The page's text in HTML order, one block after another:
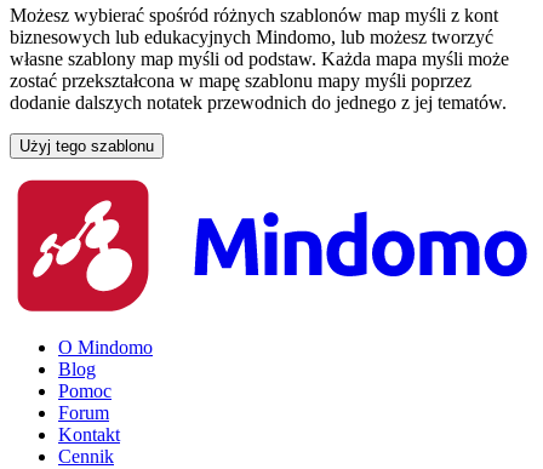
Możesz wybierać spośród różnych szablonów map myśli z kont
biznesowych lub edukacyjnych Mindomo, lub możesz tworzyć
własne szablony map myśli od podstaw. Każda mapa myśli może
zostać przekształcona w mapę szablonu mapy myśli poprzez
dodanie dalszych notatek przewodnich do jednego z jej tematów.
Użyj tego szablonu
O Mindomo
Blog
Pomoc
Forum
Kontakt
Cennik